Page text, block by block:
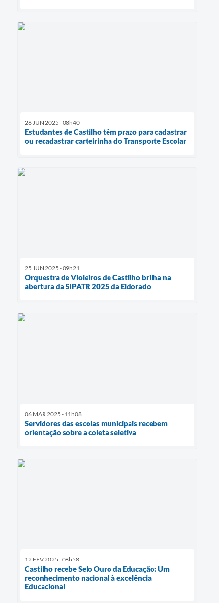
26 JUN 2025 - 08h40
Estudantes de Castilho têm prazo para cadastrar
ou recadastrar carteirinha do Transporte Escolar
25 JUN 2025 - 09h21
Orquestra de Violeiros de Castilho brilha na
abertura da SIPATR 2025 da Eldorado
06 MAR 2025 - 11h08
Servidores das escolas municipais recebem
orientação sobre a coleta seletiva
12 FEV 2025 - 08h58
Castilho recebe Selo Ouro da Educação: Um
reconhecimento nacional à excelência
Educacional